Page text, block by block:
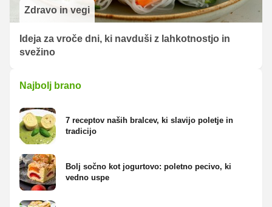
Zdravo in vegi
Ideja za vroče dni, ki navduši z lahkotnostjo in
svežino
Najbolj brano
7 receptov naših bralcev, ki slavijo poletje in
tradicijo
Bolj sočno kot jogurtovo: poletno pecivo, ki
vedno uspe